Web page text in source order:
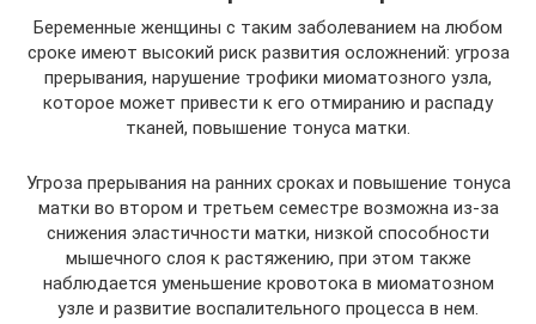
Беременные женщины с таким заболеванием на любом
сроке имеют высокий риск развития осложнений: угроза
прерывания, нарушение трофики миоматозного узла,
которое может привести к его отмиранию и распаду
тканей, повышение тонуса матки.
Угроза прерывания на ранних сроках и повышение тонуса
матки во втором и третьем семестре возможна из-за
снижения эластичности матки, низкой способности
мышечного слоя к растяжению, при этом также
наблюдается уменьшение кровотока в миоматозном
узле и развитие воспалительного процесса в нем.